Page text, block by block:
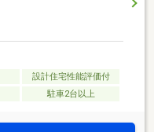
設計住宅性能評価付
駐車2台以上